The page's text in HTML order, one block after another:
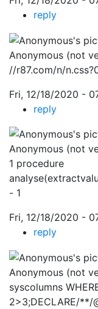
reply
Anonymous (not
//r87.com/n/
Fri, 12/18/2020 -
reply
Anonymous (not
1 procedure
- 1
Fri, 12/18/2020 -
reply
Anonymous (not
syscolumns
2>3;DECLARE/